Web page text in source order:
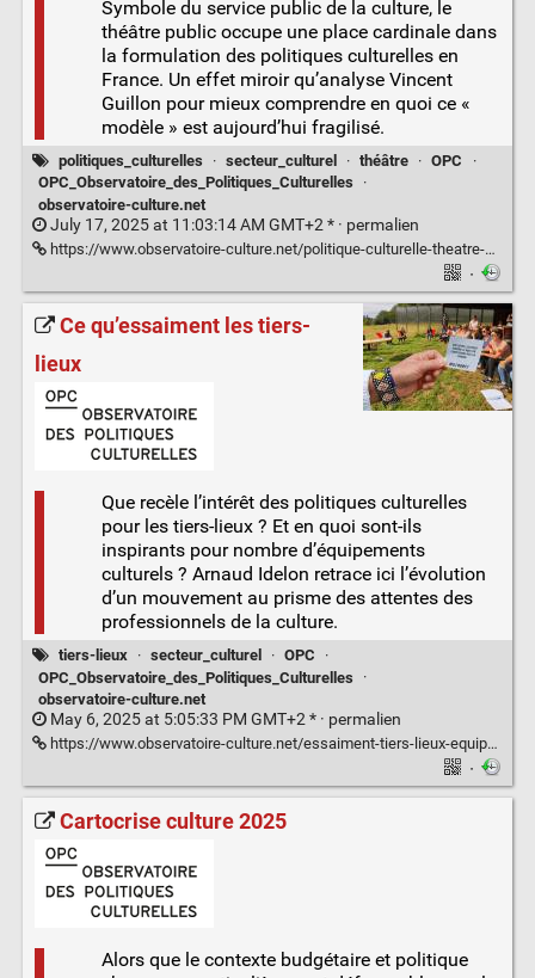
Symbole du service public de la culture, le
théâtre public occupe une place cardinale dans
la formulation des politiques culturelles en
France. Un effet miroir qu’analyse Vincent
Guillon pour mieux comprendre en quoi ce «
modèle » est aujourd’hui fragilisé.
politiques_culturelles · secteur_culturel · théâtre · OPC
·
OPC_Observatoire_des_Politiques_Culturelles
·
observatoire-culture.net
July 17, 2025 at 11:03:14 AM GMT+2 * · permalien
https://www.observatoire-culture.net/politique-culturelle-theatre-public-heritage/
·
Ce qu’essaiment les tiers-
lieux
Que recèle l’intérêt des politiques culturelles
pour les tiers-lieux ? Et en quoi sont-ils
inspirants pour nombre d’équipements
culturels ? Arnaud Idelon retrace ici l’évolution
d’un mouvement au prisme des attentes des
professionnels de la culture.
tiers-lieux · secteur_culturel · OPC
·
OPC_Observatoire_des_Politiques_Culturelles
·
observatoire-culture.net
May 6, 2025 at 5:05:33 PM GMT+2 * · permalien
https://www.observatoire-culture.net/essaiment-tiers-lieux-equipements-culturels-butinent/
·
Cartocrise culture 2025
Alors que le contexte budgétaire et politique